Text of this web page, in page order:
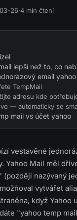
26·4 min čtení
lepší než to, co
email yahoo
TempMail
adresu kde
— automaticky se
mail vs účet yahoo
vestavěné
Yahoo Mail měl
(později nazývaný
vytvářet
když Yahoo
"yahoo temp